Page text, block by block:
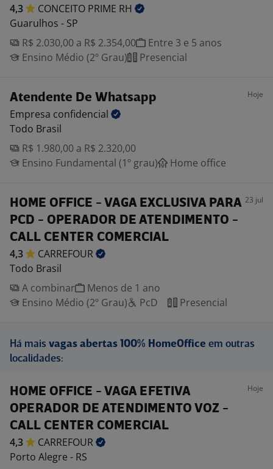
4,3 CONCEITO PRIME RH
Guarulhos - SP
R$ 2.030,00 a R$ 2.354,00
Entre 3 e 5 anos
Ensino Médio (2º Grau)
Presencial
Atendente De Whatsapp Hoje
Empresa confidencial
Todo Brasil
R$ 1.980,00 a R$ 2.320,00
Ensino Fundamental (1º grau)
Home office
HOME OFFICE - VAGA EXCLUSIVA PARA
PCD - OPERADOR DE ATENDIMENTO -
CALL CENTER COMERCIAL
23 jul
4,3
CARREFOUR
Todo Brasil
A combinar
Menos de 1 ano
Ensino Médio (2º Grau)
PcD Presencial
Há mais vagas abertas 100% HomeOffice em outras
localidades:
HOME OFFICE - VAGA EFETIVA
OPERADOR DE ATENDIMENTO VOZ -
CALL CENTER COMERCIAL
Hoje
4,3
CARREFOUR
Porto Alegre - RS